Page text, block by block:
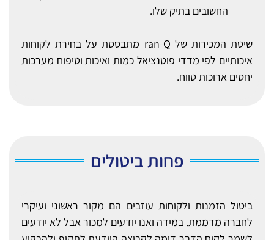
החשובים בתיק שלו.
שיטת המכירות של ran-Q מתבססת על בחירת לקוחות
איכותיים לפי מדדי פוטנציאל כמות ואיכות וטיפוח מערכות
יחסים ארוכות טווח.
פחות ביטולים
ביטול הזמנות ולקוחות עוזבים הם מקור ראשוני ועיקרי
לחברה מדממת. במידה ואנו יודעים למכור אבל לא יודעים